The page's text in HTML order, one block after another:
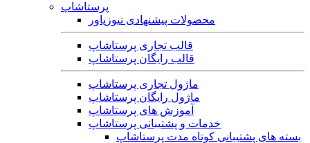
پرستاشاپ
محصولات پیشنهادی نیوزپاور
قالب تجاری پرستاشاپ
قالب رایگان پرستاشاپ
ماژول تجاری پرستاشاپ
ماژول رایگان پرستاشاپ
آموزش های پرستاشاپ
خدمات و پشتیبانی پرستاشاپ
بسته های پشتیبانی کوتاه مدت پرستاشاپ